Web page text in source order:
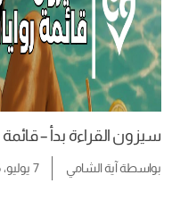
سيزون القراءة بدأ –
بواسطةآية الشامي 7 يوليو، 2026